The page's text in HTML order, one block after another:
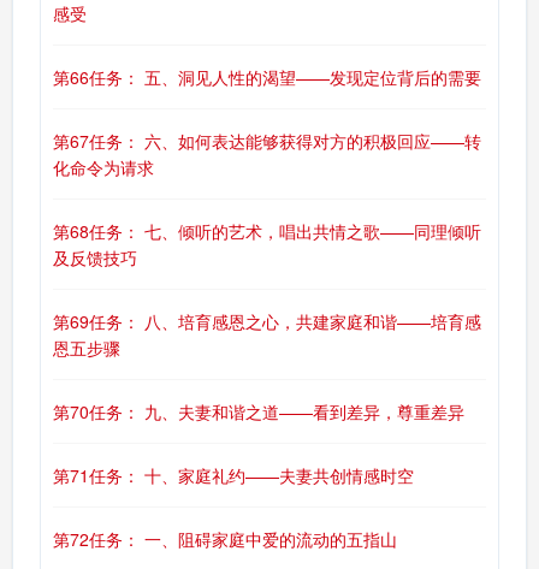
感受
第66任务： 五、洞见人性的渴望——发现定位背后的需要
第67任务： 六、如何表达能够获得对方的积极回应——转
化命令为请求
第68任务： 七、倾听的艺术，唱出共情之歌——同理倾听
及反馈技巧
第69任务： 八、培育感恩之心，共建家庭和谐——培育感
恩五步骤
第70任务： 九、夫妻和谐之道——看到差异，尊重差异
第71任务： 十、家庭礼约——夫妻共创情感时空
第72任务： 一、阻碍家庭中爱的流动的五指山